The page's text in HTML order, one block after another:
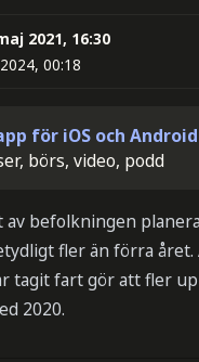
2021, 16:30
00:18
för iOS och Android
börs, video, podd
av befolkningen
fler än förra året.
tagit fart gör att fler
2020.